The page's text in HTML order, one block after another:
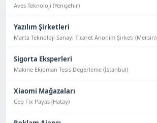
Aves Teknoloji (Yeni̇şehi̇r)
Yazılım Şirketleri
Marta Teknoloji Sanayi Ticaret Anonim Şirketi (Mersin)
Sigorta Eksperleri
Makine Ekipman Tesis Degerleme (İstanbul)
Xiaomi Mağazaları
Cep Fix Payas (Hatay)